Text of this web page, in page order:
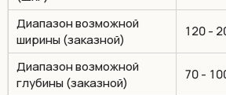
Диапазон возможной
ширины (заказной)
120 -
Диапазон возможной
глубины (заказной)
70 -